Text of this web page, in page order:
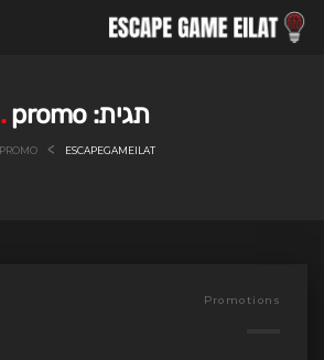
Skip
תגית:promo
ESCAPEGAMEILAT
>
PROMO
Promotions